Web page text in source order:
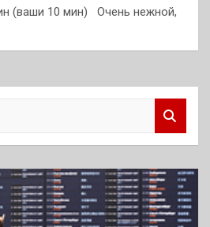
(ваши 10 мин) Очень нежной,